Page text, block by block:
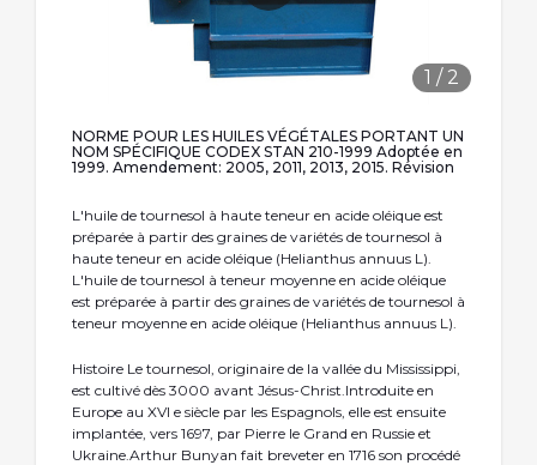
1 / 2
NORME POUR LES HUILES VÉGÉTALES PORTANT UN
NOM SPÉCIFIQUE CODEX STAN 210-1999 Adoptée en
1999. Amendement: 2005, 2011, 2013, 2015. Révision
L'huile de tournesol à haute teneur en acide oléique est
préparée à partir des graines de variétés de tournesol à
haute teneur en acide oléique (Helianthus annuus L).
L'huile de tournesol à teneur moyenne en acide oléique
est préparée à partir des graines de variétés de tournesol à
teneur moyenne en acide oléique (Helianthus annuus L).
Histoire Le tournesol, originaire de la vallée du Mississippi,
est cultivé dès 3000 avant Jésus-Christ.Introduite en
Europe au XVI e siècle par les Espagnols, elle est ensuite
implantée, vers 1697, par Pierre le Grand en Russie et
Ukraine.Arthur Bunyan fait breveter en 1716 son procédé